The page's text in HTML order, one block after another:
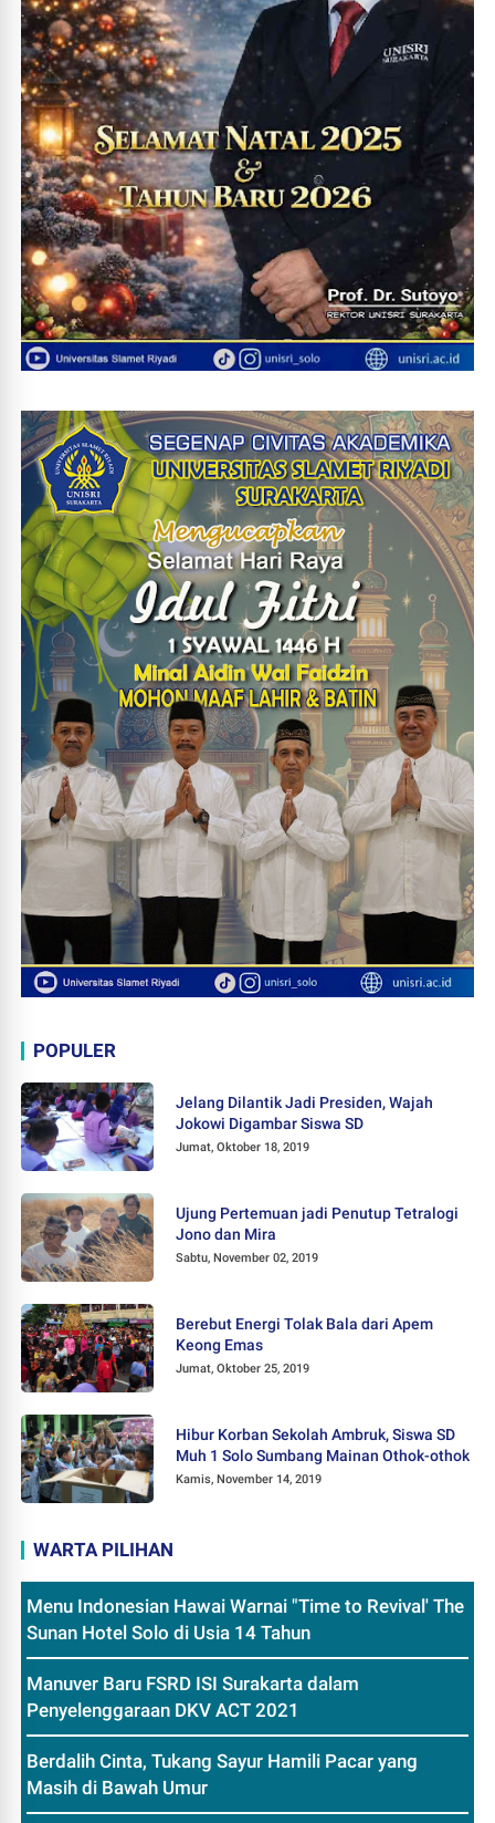
POPULER
Jelang Dilantik Jadi Presiden, Wajah
Jokowi Digambar Siswa SD
Jumat, Oktober 18, 2019
Ujung Pertemuan jadi Penutup Tetralogi
Jono dan Mira
Sabtu, November 02, 2019
Berebut Energi Tolak Bala dari Apem
Keong Emas
Jumat, Oktober 25, 2019
Hibur Korban Sekolah Ambruk, Siswa SD
Muh 1 Solo Sumbang Mainan Othok-othok
Kamis, November 14, 2019
WARTA PILIHAN
Menu Indonesian Hawai Warnai "Time to Revival' The
Sunan Hotel Solo di Usia 14 Tahun
Manuver Baru FSRD ISI Surakarta dalam
Penyelenggaraan DKV ACT 2021
Berdalih Cinta, Tukang Sayur Hamili Pacar yang
Masih di Bawah Umur